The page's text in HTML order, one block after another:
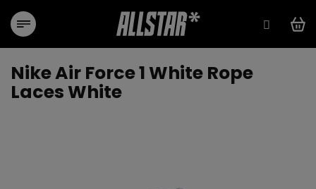
obsah
Nike Air Force 1 White Rope
Laces White